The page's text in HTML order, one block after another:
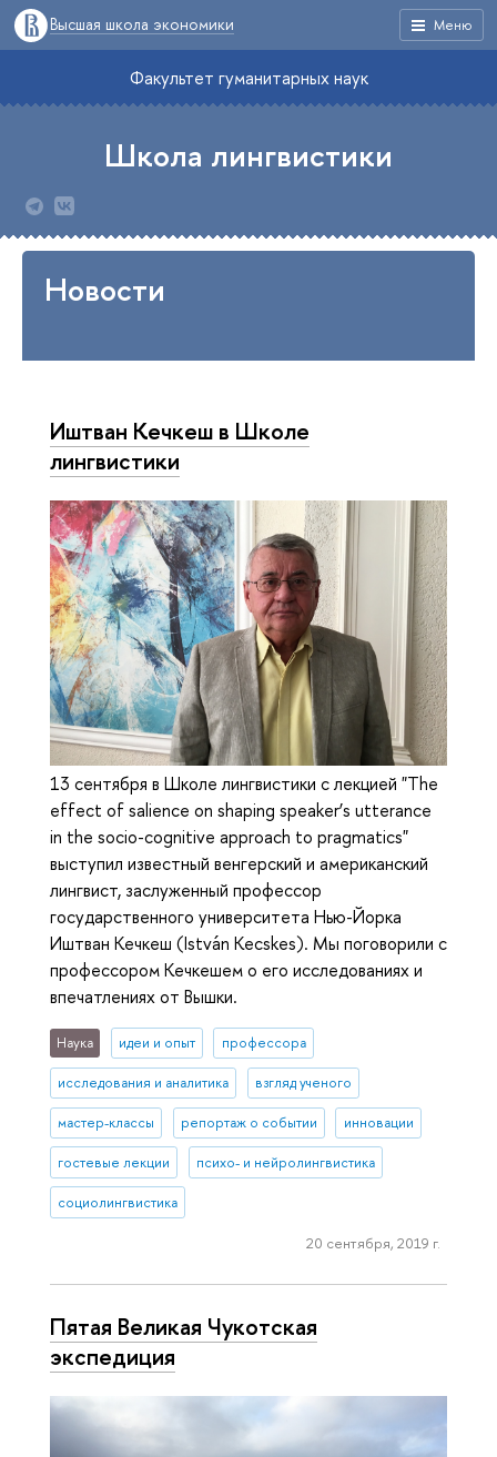
Меню
Высшая школа экономики
Факультет гуманитарных наук
Школа лингвистики
Новости
Иштван Кечкеш в Школе
лингвистики
13 сентября в Школе лингвистики с лекцией "The
effect of salience on shaping speaker’s utterance
in the socio-cognitive approach to pragmatics"
выступил известный венгерский и американский
лингвист, заслуженный профессор
государственного университета Нью-Йорка
Иштван Кечкеш (István Kecskes). Мы поговорили с
профессором Кечкешем о его исследованиях и
впечатлениях от Вышки.
Наука идеи и опыт профессора
исследования и аналитика взгляд ученого
мастер-классы репортаж о событии инновации
гостевые лекции психо- и нейролингвистика
социолингвистика
20 сентября, 2019 г.
Пятая Великая Чукотская
экспедиция